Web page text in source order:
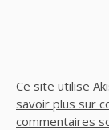
Ce site utilise
savoir plus sur
commentaires